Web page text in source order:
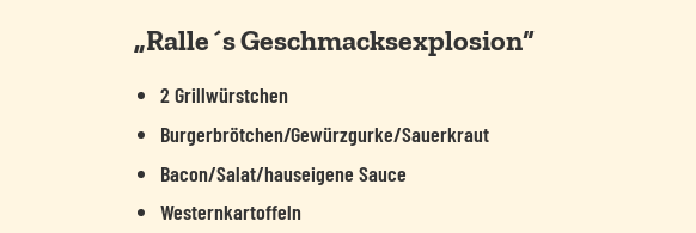
„Ralle´s Geschmacksexplosion“
2 Grillwürstchen
Burgerbrötchen/Gewürzgurke/Sauerkraut
Bacon/Salat/hauseigene Sauce
Westernkartoffeln